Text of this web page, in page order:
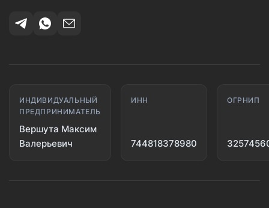
ИНДИВИДУАЛЬНЫЙ
ПРЕДПРИНИМАТЕЛЬ
Вершута Максим
Валерьевич
ИНН
744818378980
ОГРНИП